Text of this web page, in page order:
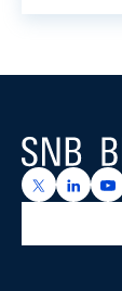
Logo
https://